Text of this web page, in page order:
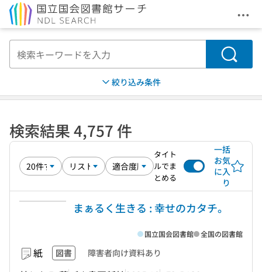
メ
検索
絞り込み条件
検索結果 4,757 件
タイト
ルでま
とめる
一括
お気
に入
り
まぁるく生きる : 幸せのカタチ。
紙 図書 障害者向け資料あり
国立国会図書館 全国の図書館